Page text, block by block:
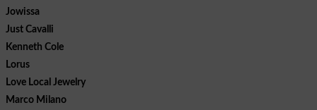
Jowissa
Just Cavalli
Kenneth Cole
Lorus
Love Local Jewelry
Marco Milano